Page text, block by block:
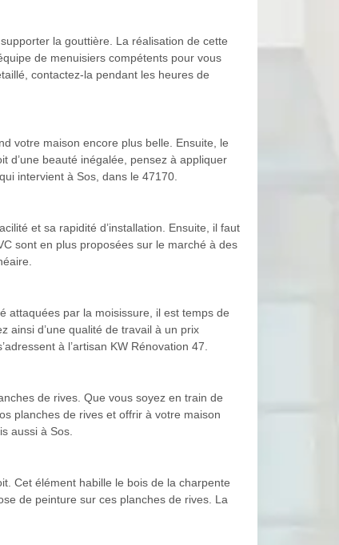
la gouttière. La réalisation de cette
de menuisiers compétents pour vous
contactez-la pendant les heures de
votre maison encore plus belle. Ensuite, le
d’une beauté inégalée, pensez à appliquer
intervient à Sos, dans le 47170.
et sa rapidité d’installation. Ensuite, il faut
sont en plus proposées sur le marché à des
attaquées par la moisissure, il est temps de
ainsi d’une qualité de travail à un prix
à l’artisan KW Rénovation 47.
de rives. Que vous soyez en train de
planches de rives et offrir à votre maison
aussi à Sos.
Cet élément habille le bois de la charpente
de peinture sur ces planches de rives. La